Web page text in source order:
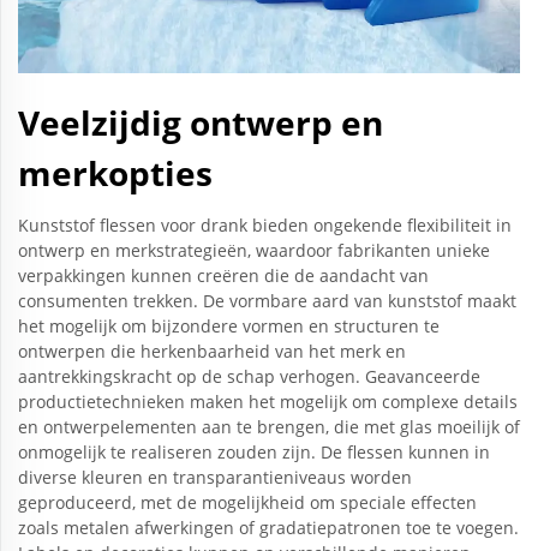
Veelzijdig ontwerp en
merkopties
Kunststof flessen voor drank bieden ongekende flexibiliteit in
ontwerp en merkstrategieën, waardoor fabrikanten unieke
verpakkingen kunnen creëren die de aandacht van
consumenten trekken. De vormbare aard van kunststof maakt
het mogelijk om bijzondere vormen en structuren te
ontwerpen die herkenbaarheid van het merk en
aantrekkingskracht op de schap verhogen. Geavanceerde
productietechnieken maken het mogelijk om complexe details
en ontwerpelementen aan te brengen, die met glas moeilijk of
onmogelijk te realiseren zouden zijn. De flessen kunnen in
diverse kleuren en transparantieniveaus worden
geproduceerd, met de mogelijkheid om speciale effecten
zoals metalen afwerkingen of gradatiepatronen toe te voegen.